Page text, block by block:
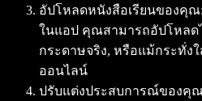
อัปโหลดหนังสือเรียนของคุณ
ในแอป คุณสามารถอัปโหลด
กระดาษจริง, หรือแม้กระทั่ง
ออนไลน์
ปรับแต่งประสบการณ์ของคุ